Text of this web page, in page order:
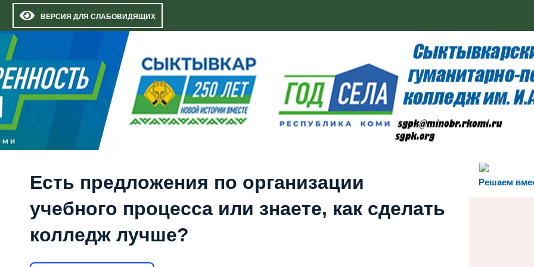
ВЕРСИЯ ДЛЯ СЛАБОВИДЯЩИХ
Решаем
Есть предложения по организации
учебного процесса или знаете, как сделать
колледж лучше?